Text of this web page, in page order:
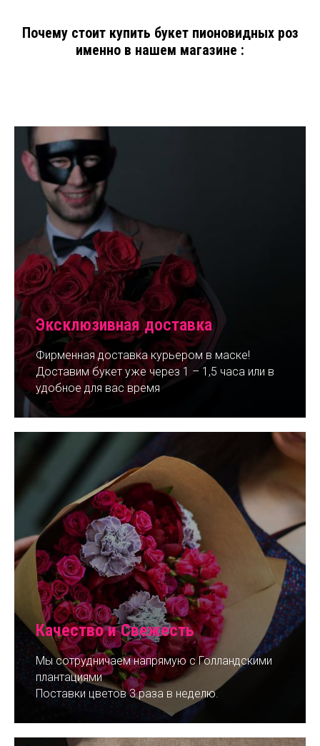
Почему стоит купить букет пионовидных роз
именно в нашем магазине :
Эксклюзивная доставка
Фирменная доставка курьером в маске!
Доставим букет уже через 1 – 1,5 часа или в
удобное для вас время
Качество и Свежесть
Мы сотрудничаем напрямую с Голландскими
плантациями
Поставки цветов 3 раза в неделю.